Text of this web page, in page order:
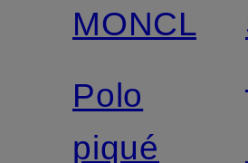
MONCLER
Polo
piqué